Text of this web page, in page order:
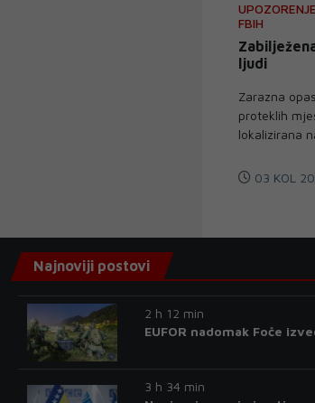
FBIH
ljudi
Zarazna
proteklih
lokalizirana
03 KOL
Najnoviji postovi
2 h 12 min
EUFOR nadomak Foče
3 h 34 min